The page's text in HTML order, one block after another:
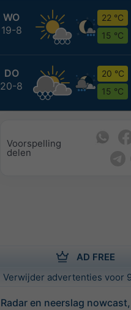
WO
19-8
22 °C
15 °C
DO
20-8
20 °C
15 °C
Voorspelling
delen
AD FREE
Verwijder advertenties voor
Radar en neerslag